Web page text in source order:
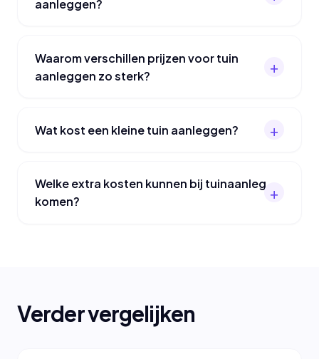
aanleggen?
Waarom verschillen prijzen voor tuin
aanleggen zo sterk?
Wat kost een kleine tuin aanleggen?
Welke extra kosten kunnen bij tuinaanleg
komen?
Verder vergelijken